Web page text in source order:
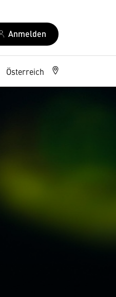
Anmelden
Österreich